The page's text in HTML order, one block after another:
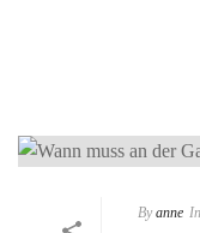
By anne In